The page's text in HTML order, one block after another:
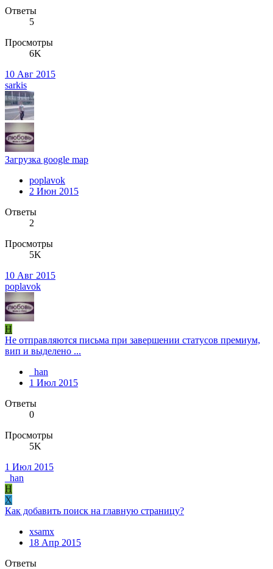
Ответы
5
Просмотры
6K
10 Авг 2015
sarkis
Загрузка google map
poplavok
2 Июн 2015
Ответы
2
Просмотры
5K
10 Авг 2015
poplavok
H
Не отправляются письма при завершении статусов премиум,
вип и выделено ...
_han
1 Июл 2015
Ответы
0
Просмотры
5K
1 Июл 2015
_han
H
X
Как добавить поиск на главную страницу?
xsamx
18 Апр 2015
Ответы